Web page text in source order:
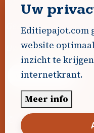
Geen advertenties
Uw advertentie
Word Partner!
© 2026
Uw
Editiepajot.com
website
inzicht te
internetkrant.
Meer info